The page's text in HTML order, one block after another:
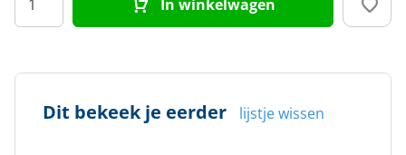
Maat 38
In winkelwagen
Dit bekeek je eerder lijstje wissen